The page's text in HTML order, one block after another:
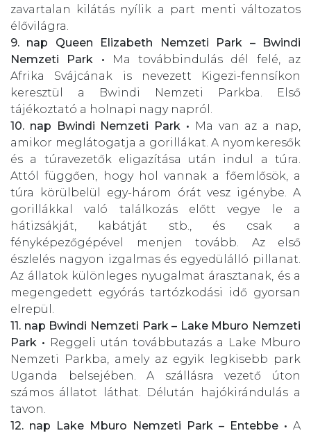
zavartalan kilátás nyílik a part menti változatos
élővilágra.
9. nap
Queen Elizabeth Nemzeti Park – Bwindi
Nemzeti Park •
Ma továbbindulás dél felé, az
Afrika Svájcának is nevezett Kigezi-fennsíkon
keresztül a Bwindi Nemzeti Parkba. Első
tájékoztató a holnapi nagy napról.
10. nap Bwindi Nemzeti Park • Ma van az a nap,
amikor meglátogatja a gorillákat. A nyomkeresők
és a túravezetők eligazítása után indul a túra.
Attól függően, hogy hol vannak a főemlősök, a
túra körülbelül egy-három órát vesz igénybe. A
gorillákkal való találkozás előtt vegye le a
hátizsákját, kabátját stb., és csak a
fényképezőgépével menjen tovább. Az első
észlelés nagyon izgalmas és egyedülálló pillanat.
Az állatok különleges nyugalmat árasztanak, és a
megengedett egyórás tartózkodási idő gyorsan
elrepül.
11. nap Bwindi Nemzeti Park – Lake Mburo Nemzeti
Park • Reggeli után továbbutazás a Lake Mburo
Nemzeti Parkba, amely az egyik legkisebb park
Uganda belsejében. A szállásra vezető úton
számos állatot láthat. Délután hajókirándulás a
tavon.
12. nap Lake Mburo Nemzeti Park – Entebbe • A